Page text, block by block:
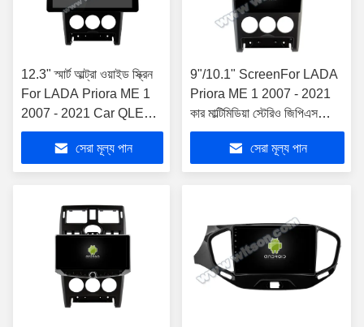
12.3" স্মার্ট আল্ট্রা ওয়াইড স্ক্রিন
For LADA Priora ME 1
2007 - 2021 Car QLED
Multimedia Stereo
সেরা মূল্য পান
9"/10.1" ScreenFor LADA
Priora ME 1 2007 - 2021
কার মাল্টিমিডিয়া স্টেরিও জিপিএস
কারপ্লে প্লেয়ার
সেরা মূল্য পান